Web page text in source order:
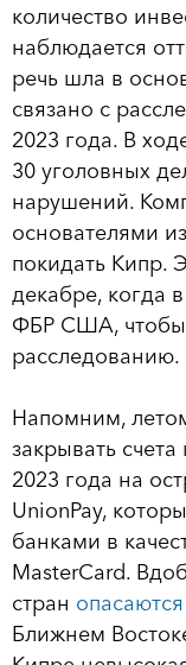
количество
наблюдается
речь шла в
связано с
2023 года. В
30 уголовных
нарушений.
основателями
покидать Кипр.
декабре, когда
ФБР США, чтобы
расследованию.
Напомним,
закрывать
2023 года на
UnionPay,
банками в
MasterCard.
стран опасаются
Ближнем